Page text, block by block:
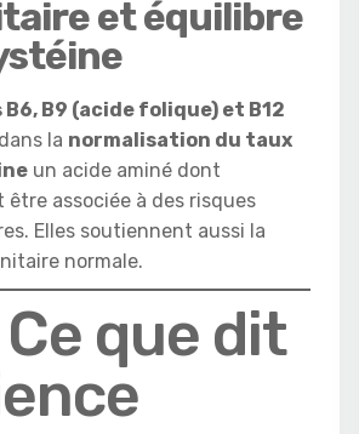
et équilibre
B9 (acide folique) et B12
la normalisation du taux
un acide aminé dont
être associée à des risques
Elles soutiennent aussi la
normale.
que dit